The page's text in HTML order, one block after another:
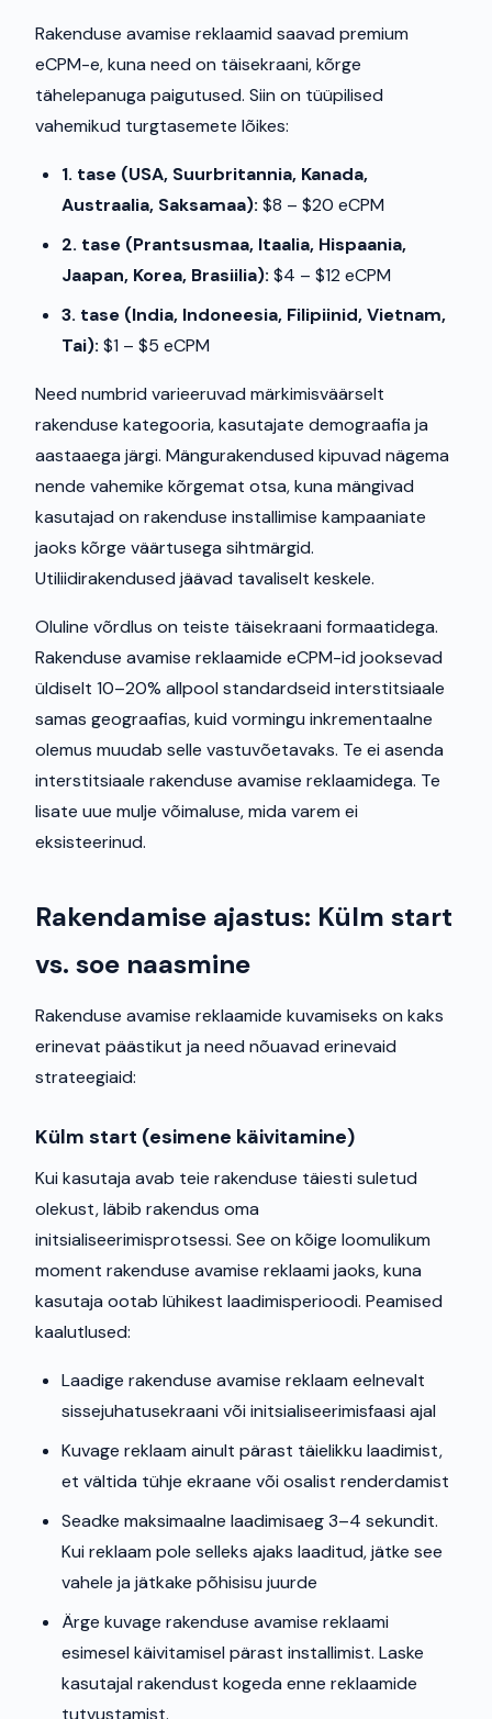
Rakenduse avamise reklaamid saavad premium
eCPM-e, kuna need on täisekraani, kõrge
tähelepanuga paigutused. Siin on tüüpilised
vahemikud turgtasemete lõikes:
1. tase (USA, Suurbritannia, Kanada,
Austraalia, Saksamaa): $8 – $20 eCPM
2. tase (Prantsusmaa, Itaalia, Hispaania,
Jaapan, Korea, Brasiilia): $4 – $12 eCPM
3. tase (India, Indoneesia, Filipiinid, Vietnam,
Tai): $1 – $5 eCPM
Need numbrid varieeruvad märkimisväärselt
rakenduse kategooria, kasutajate demograafia ja
aastaaega järgi. Mängurakendused kipuvad nägema
nende vahemike kõrgemat otsa, kuna mängivad
kasutajad on rakenduse installimise kampaaniate
jaoks kõrge väärtusega sihtmärgid.
Utiliidirakendused jäävad tavaliselt keskele.
Oluline võrdlus on teiste täisekraani formaatidega.
Rakenduse avamise reklaamide eCPM-id jooksevad
üldiselt 10–20% allpool standardseid interstitsiaale
samas geograafias, kuid vormingu inkrementaalne
olemus muudab selle vastuvõetavaks. Te ei asenda
interstitsiaale rakenduse avamise reklaamidega. Te
lisate uue mulje võimaluse, mida varem ei
eksisteerinud.
Rakendamise ajastus: Külm start
vs. soe naasmine
Rakenduse avamise reklaamide kuvamiseks on kaks
erinevat päästikut ja need nõuavad erinevaid
strateegiaid:
Külm start (esimene käivitamine)
Kui kasutaja avab teie rakenduse täiesti suletud
olekust, läbib rakendus oma
initsialiseerimisprotsessi. See on kõige loomulikum
moment rakenduse avamise reklaami jaoks, kuna
kasutaja ootab lühikest laadimisperioodi. Peamised
kaalutlused:
Laadige rakenduse avamise reklaam eelnevalt
sissejuhatusekraani või initsialiseerimisfaasi ajal
Kuvage reklaam ainult pärast täielikku laadimist,
et vältida tühje ekraane või osalist renderdamist
Seadke maksimaalne laadimisaeg 3–4 sekundit.
Kui reklaam pole selleks ajaks laaditud, jätke see
vahele ja jätkake põhisisu juurde
Ärge kuvage rakenduse avamise reklaami
esimesel käivitamisel pärast installimist. Laske
kasutajal rakendust kogeda enne reklaamide
tutvustamist.